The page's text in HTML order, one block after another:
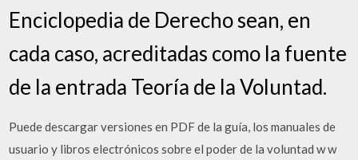
Enciclopedia de Derecho sean, en
cada caso, acreditadas como la fuente
de la entrada Teoría de la Voluntad.
Puede descargar versiones en PDF de la guía, los manuales de
usuario y libros electrónicos sobre el poder de la voluntad w w